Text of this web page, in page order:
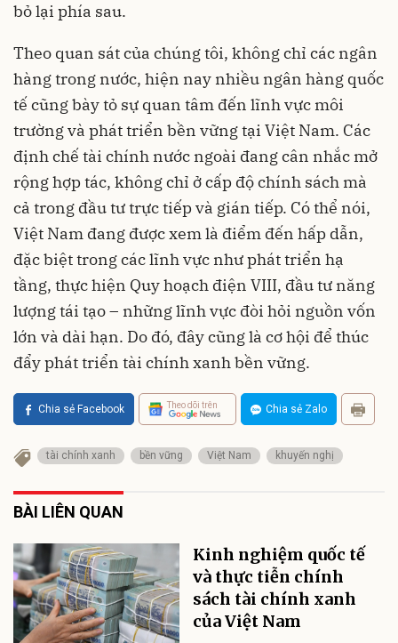
bỏ lại phía sau.
Theo quan sát của chúng tôi, không chỉ các ngân
hàng trong nước, hiện nay nhiều ngân hàng quốc
tế cũng bày tỏ sự quan tâm đến lĩnh vực môi
trường và phát triển bền vững tại Việt Nam. Các
định chế tài chính nước ngoài đang cân nhắc mở
rộng hợp tác, không chỉ ở cấp độ chính sách mà
cả trong đầu tư trực tiếp và gián tiếp. Có thể nói,
Việt Nam đang được xem là điểm đến hấp dẫn,
đặc biệt trong các lĩnh vực như phát triển hạ
tầng, thực hiện Quy hoạch điện VIII, đầu tư năng
lượng tái tạo – những lĩnh vực đòi hỏi nguồn vốn
lớn và dài hạn. Do đó, đây cũng là cơ hội để thúc
đẩy phát triển tài chính xanh bền vững.
Chia sẻ Facebook Theo dõi trên Chia sẻ Zalo
tài chính xanh bền vững Việt Nam khuyến nghị
BÀI LIÊN QUAN
Kinh nghiệm quốc tế
và thực tiễn chính
sách tài chính xanh
của Việt Nam